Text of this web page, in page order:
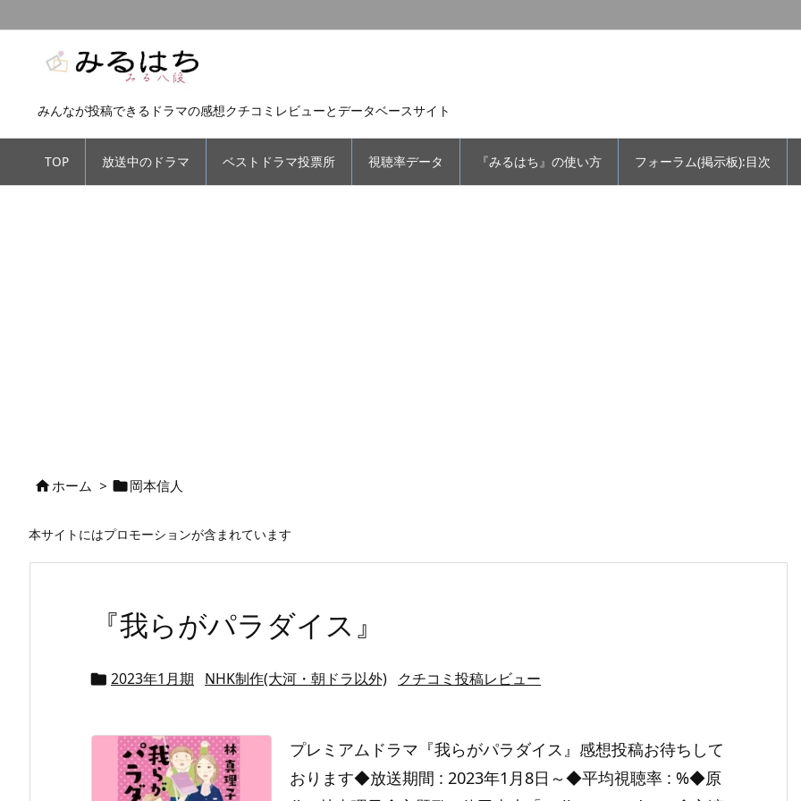
みんなが投稿できるドラマの感想クチコミレビューとデータベースサイト
TOP 放送中のドラマ ベストドラマ投票所 視聴率データ 『みるはち』の使い方 フォーラム(掲示板):目次
ホーム > 岡本信人
本サイトにはプロモーションが含まれています
『我らがパラダイス』
 2023年1月期 NHK制作(大河・朝ドラ以外) クチコミ投稿レビュー
プレミアムドラマ『我らがパラダイス』感想投稿お待ちして
おります◆放送期間 : 2023年1月8日～◆平均視聴率 : %◆原